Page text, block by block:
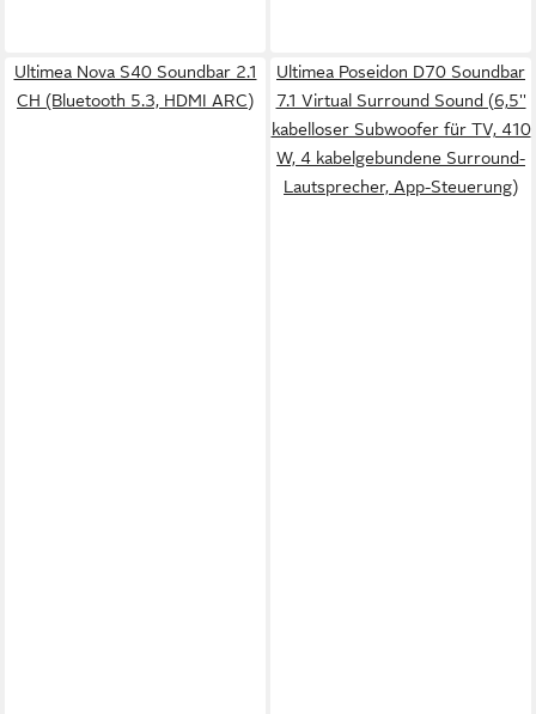
Ultimea Nova S40 Soundbar 2.1
CH (Bluetooth 5.3, HDMI ARC)
Ultimea Poseidon D70 Soundbar
7.1 Virtual Surround Sound (6,5''
kabelloser Subwoofer für TV, 410
W, 4 kabelgebundene Surround-
Lautsprecher, App-Steuerung)